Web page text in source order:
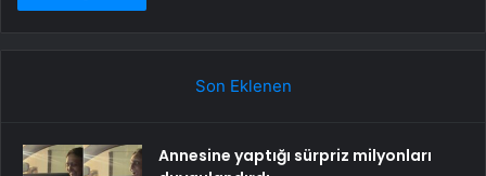
Son Eklenen
Annesine yaptığı sürpriz milyonları